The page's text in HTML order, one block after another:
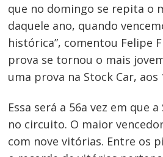
que no domingo se repita o
daquele ano, quando
histórica”, comentou Felipe
prova se tornou o mais
uma prova na Stock Car, aos
Essa será a 56a vez em que
no circuito. O maior
com nove vitórias. Entre os